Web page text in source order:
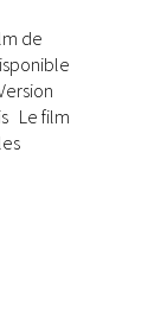
de
Le film